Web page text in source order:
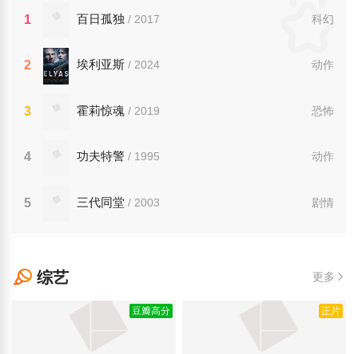
1 科幻
百日孤独 / 2017
2 动作
埃利亚斯 / 2024
3 恐怖
霍莉惊魂 / 2019
4 动作
功夫特警 / 1995
5 剧情
三代同堂 / 2003
综艺 更多
豆瓣高分 正片